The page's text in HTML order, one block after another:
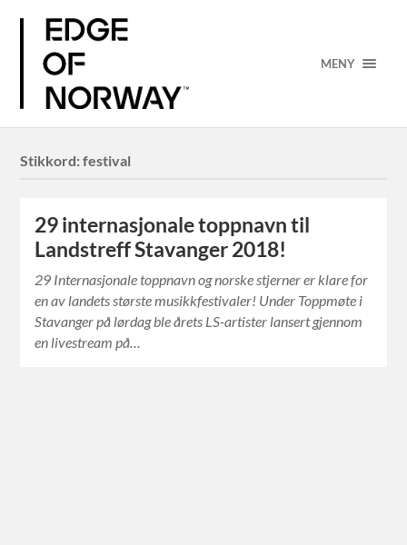
MENY
Stikkord:festival
29 internasjonale toppnavn til
Landstreff Stavanger 2018!
29 Internasjonale toppnavn og norske stjerner er klare for
en av landets største musikkfestivaler! Under Toppmøte i
Stavanger på lørdag ble årets LS-artister lansert gjennom
en livestream på…